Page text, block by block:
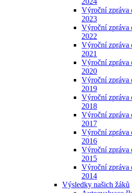
Výroční zpráva
2023
Výroční zpráva
2022
Výroční zpráva
2021
Výroční zpráva
2020
Výroční zpráva
2019
Výroční zpráva
2018
Výroční zpráva
2017
Výroční zpráva
2016
Výroční zpráva
2015
Výroční zpráva
2014
Výsledky našich žáků